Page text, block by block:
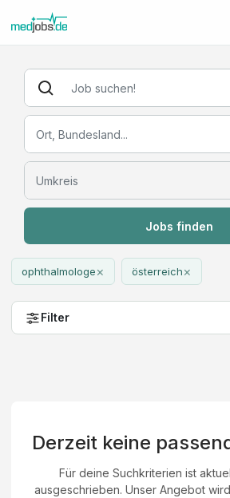
Jobs finden
ophthalmologe× österreich×
Filter
Derzeit keine
Für deine Suchkriterien ist
ausgeschrieben. Unser Angebot